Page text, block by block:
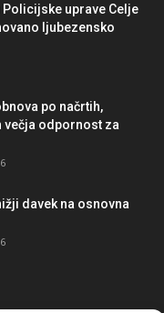
uprave Celje
ljubezensko
po načrtih,
večja odpornost za
davek na osnovna